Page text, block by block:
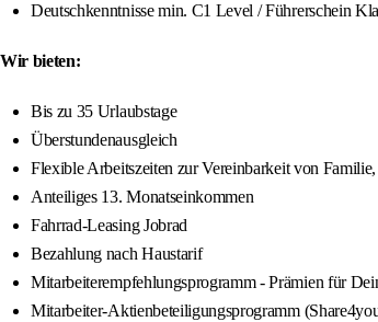
Deutschkenntnisse min. C1 Level / Führerschein
Wir bieten:
Bis zu 35 Urlaubstage
Überstundenausgleich
Flexible Arbeitszeiten zur Vereinbarkeit von
Anteiliges 13. Monatseinkommen
Fahrrad-Leasing Jobrad
Bezahlung nach Haustarif
Mitarbeiterempfehlungsprogramm - Prämien für
Mitarbeiter-Aktienbeteiligungsprogramm